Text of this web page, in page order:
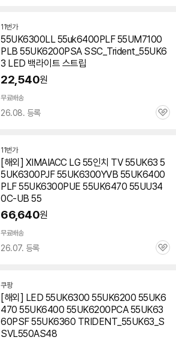
11번가
55UK6300LL 55uk6400PLF 55UM7100
PLB 55UK6200PSA SSC_Trident_55UK6
3 LED 백라이트 스트립
22,540원
무료배송
26.08. 등록
관
11번가
[해외] XIMAIACC LG 55인치 TV 55UK63 5
5UK6300PJF 55UK6300YVB 55UK6400
PLF 55UK6300PUE 55UK6470 55UU34
0C-UB 55
66,640원
무료배송
26.07. 등록
관
쿠팡
[해외] LED 55UK6300 55UK6200 55UK6
470 55UK6400 55UK6200PCA 55UK63
60PSF 55UK6360 TRIDENT_55UK63_S
SVL550AS48